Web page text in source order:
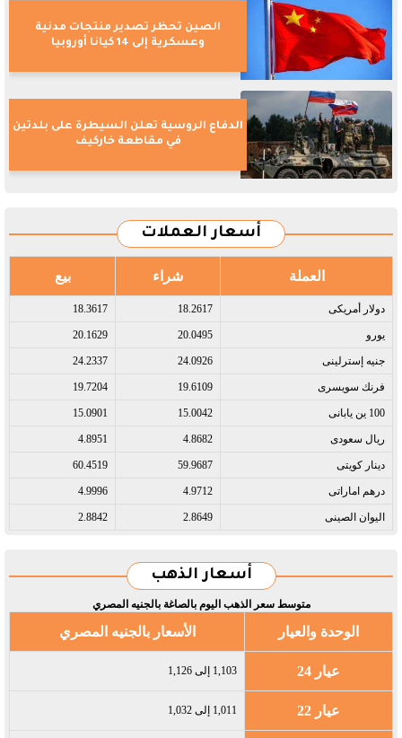
الصين تحظر تصدير منتجات مدنية
وعسكرية إلى 14 كيانا أوروبيا
الدفاع الروسية تعلن السيطرة على بلدتين
في مقاطعة خاركيف
أسعار العملات
العملة شراء بيع
دولار أمريكى​ 18.2617
18.3617
يورو​ 20.0495
20.1629
جنيه إسترلينى​ 24.0926
24.2337
فرنك سويسرى​ 19.6109
19.7204
100 ين يابانى​ 15.0042
15.0901
ريال سعودى​ 4.8682
4.8951
دينار كويتى​ 59.9687
60.4519
درهم اماراتى​ 4.9712
4.9996
اليوان الصينى​ 2.8649
2.8842
أسعار الذهب
متوسط سعر الذهب اليوم بالصاغة بالجنيه المصري
الوحدة والعيار الأسعار بالجنيه المصري
عيار 24 1,103 إلى 1,126
عيار 22 1,011 إلى 1,032